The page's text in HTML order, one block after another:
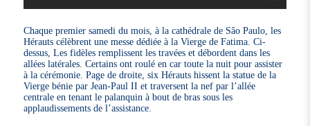
Chaque premier samedi du mois, à la cathédrale de Sâo Paulo, les
Hérauts célèbrent une messe dédiée à la Vierge de Fatima. Ci-
dessus, Les fidèles remplissent les travées et débordent dans les
allées latérales. Certains ont roulé en car toute la nuit pour assister
à la cérémonie. Page de droite, six Hérauts hissent la statue de la
Vierge bénie par Jean-Paul II et traversent la nef par l’allée
centrale en tenant le palanquin à bout de bras sous les
applaudissements de l’assistance.